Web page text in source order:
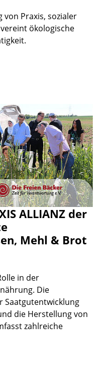
von Praxis, sozialer
ökologische
ALLIANZ der
Mehl & Brot
in der
Die
Saatgutentwicklung
die Herstellung von
zahlreiche